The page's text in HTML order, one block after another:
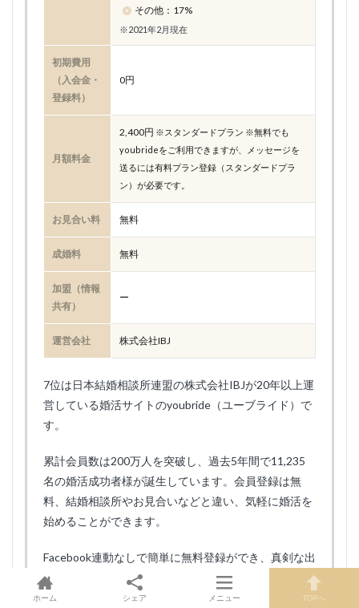
その他：17%
※2021年2月現在
初期費用
（入会金・
登録料）
0円
月額料金
2,400円 ※スタンダードプラン ※無料でも
youbrideをご利用できますが、メッセージを
送るには有料プラン登録（スタンダードプラ
ン）が必要です。
お見合い料 無料
成婚料 無料
加盟（情報
共有）
ー
運営会社 株式会社IBJ
7位は日本結婚相談所連盟の株式会社IBJが20年以上運
営している婚活サイトのyoubride（ユーブライド）で
す。
累計会員数は200万人を突破し、過去5年間で11,235
名の婚活成功者様が誕生しています。会員登録は無
料、結婚相談所やお見合いなどと違い、気軽に婚活を
始めることができます。
Facebook連動なしで簡単に無料登録ができ、真剣な出
会い・真面目な婚活を目的とした30代・40代・50代
中心の男女が利用しています。
ホーム シェア メニュー TOPへ